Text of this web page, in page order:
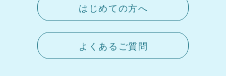
はじめての方へ
よくあるご質問